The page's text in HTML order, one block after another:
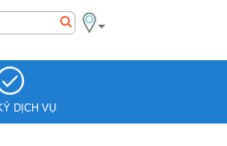
DỊCH VỤ